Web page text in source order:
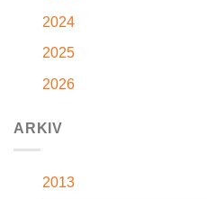
2024
2025
2026
ARKIV
2013